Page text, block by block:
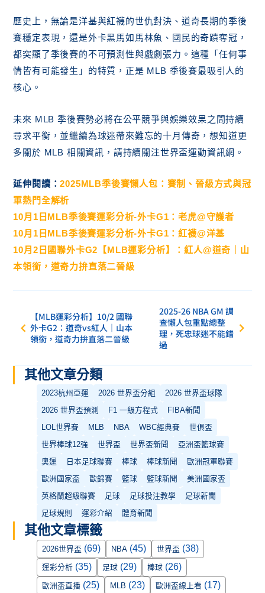
歷史上，無論是洋基與紅襪的世仇對決、道奇長期的季後
賽穩定表現，還是外卡黑馬如馬林魚、國民的奇蹟奪冠，
都突顯了季後賽的不可預測性與戲劇張力。這種「任何事
情皆有可能發生」的特質，正是 MLB 季後賽最吸引人的
核心。
未來 MLB 季後賽勢必將在公平競爭與娛樂效果之間持續
尋求平衡，並繼續為球迷帶來難忘的十月傳奇，想知道更
多關於 MLB 相關資訊，請持續關注世界盃運動資訊網。
延伸閱讀：2025MLB季後賽懶人包：賽制、晉級方式與冠
軍熱門全解析
10月1日MLB季後賽運彩分析-外卡G1：老虎@守護者
10月1日MLB季後賽運彩分析-外卡G1：紅襪@洋基
10月2日國聯外卡G2 【MLB運彩分析】
：紅人@道奇｜山
本領銜，道奇力拚直落二晉級
【MLB運彩分析】10/2 國聯
外卡G2：道奇vs紅人｜山本
領銜，道奇力拚直落二晉級
2025-26 NBA GM 調
查懶人包重點總整
理，死忠球迷不能錯
過
其他文章分類
2023杭州亞運 2026 世界盃分組
2026 世界盃球隊
2026 世界盃預測
F1 一級方程式
FIBA新聞
LOL世界賽
MLB NBA WBC經典賽
世俱盃
世界棒球12強
世界盃 世界盃新聞
亞洲盃籃球賽
奧運
日本足球聯賽 棒球 棒球新聞
歐洲冠軍聯賽
歐洲國家盃
歐錦賽 籃球 籃球新聞
美洲國家盃
英格蘭超級聯賽
足球 足球投注教學
足球新聞
足球規則
運彩介紹 體育新聞
其他文章標籤
2026世界盃 (69) NBA (45) 世界盃 (38)
運彩分析 (35) 足球 (29) 棒球 (26)
歐洲盃直播 (25) MLB (23) 歐洲盃線上看 (17)